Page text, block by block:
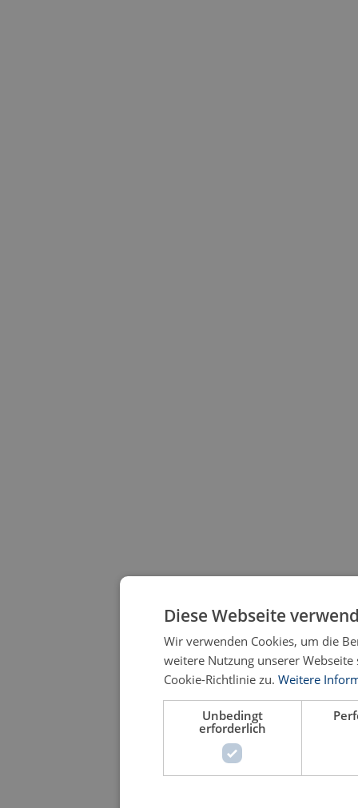
Diese Webseite
Wir verwenden Cookies, um die
weitere Nutzung unserer
Cookie-Richtlinie zu. Weitere
Unbedingt
erforderlich